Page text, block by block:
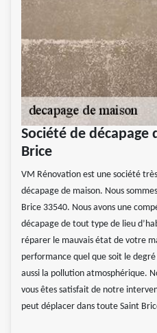
Société de décapage
Brice
VM Rénovation est une société
décapage de maison. Nous
Brice 33540. Nous avons une
décapage de tout type de lieu
réparer le mauvais état de votre
performance quel que soit le
aussi la pollution atmosphérique.
vous êtes satisfait de notre
peut déplacer dans toute Saint